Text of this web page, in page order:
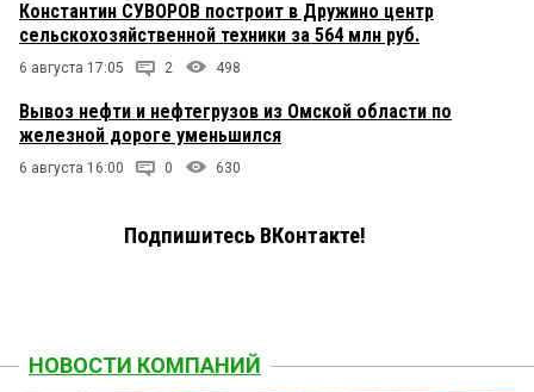
Константин СУВОРОВ построит в Дружино центр
сельскохозяйственной техники за 564 млн руб.
6 августа 17:05 2 498
Вывоз нефти и нефтегрузов из Омской области по
железной дороге уменьшился
6 августа 16:00 0 630
Подпишитесь ВКонтакте!
НОВОСТИ КОМПАНИЙ